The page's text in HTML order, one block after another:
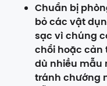
Chuẩn bị
bỏ các vật
sạc vì chúng
chổi hoặc cản
dù nhiều mẫu
tránh chướng